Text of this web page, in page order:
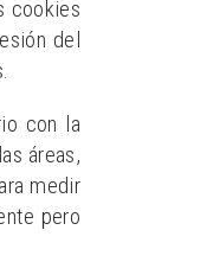
cookies
del
con la
áreas,
medir
pero